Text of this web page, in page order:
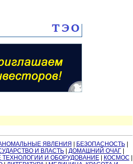
ЯВЛЕНИЯ БЕЗОПАСНОСТЬ|
И ВЛАСТЬ ДОМАШНИЙ ОЧАГ
И ОБОРУДОВАНИЕ| КОСМОС